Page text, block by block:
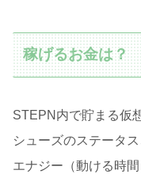
稼げるお金は？
STEPN内で貯まる仮
シューズのステータス
エナジー（動ける時間